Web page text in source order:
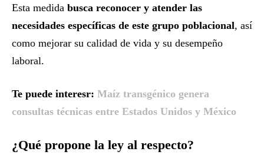
Esta medida busca reconocer y atender las
necesidades específicas de este grupo poblacional, así
como mejorar su calidad de vida y su desempeño
laboral.
Te puede interesr: Maíz transgénico genera
consultas técnicas entre Estados Unidos y México
¿Qué propone la ley al respecto?